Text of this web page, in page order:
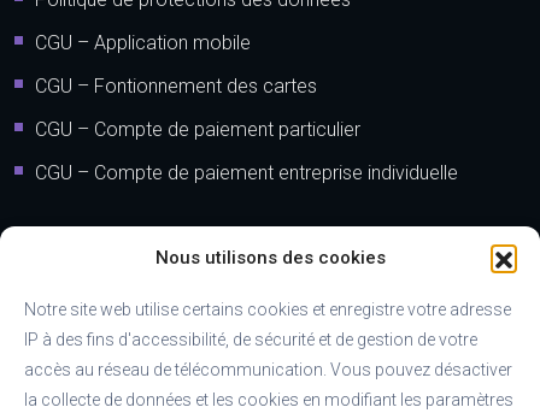
Nous utilisons des cookies
Notre site web utilise certains cookies et enregistre votre adresse
IP à des fins d'accessibilité, de sécurité et de gestion de votre
accès au réseau de télécommunication. Vous pouvez désactiver
la collecte de données et les cookies en modifiant les paramètres
CGU – Application mobile
CGU – Fontionnement des cartes
CGU – Compte de paiement particulier
CGU – Compte de paiement entreprise individuelle
39 Rue de Verdun Immeuble le Manhattan Nouméa 98800
Nouméa, Nouvelle-Calédonie